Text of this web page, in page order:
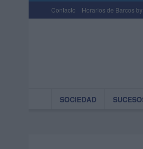
Contacto Horarios de Barcos
SOCIEDAD